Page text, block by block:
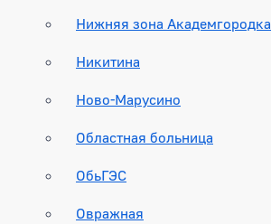
Нижняя зона Академгородка
Никитина
Ново-Марусино
Областная больница
ОбьГЭС
Овражная